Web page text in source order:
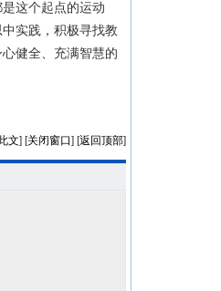
这个起点的运动
实践，积极寻找教
健全、充满智慧的
文] [关闭窗口] [返回顶部]